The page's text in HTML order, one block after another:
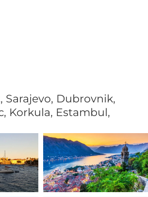
Sarajevo, Dubrovnik,
Korkula, Estambul,